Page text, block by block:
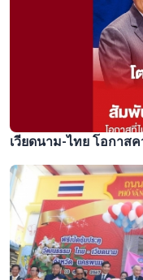
เวียดนาม-ไทย โอกาส